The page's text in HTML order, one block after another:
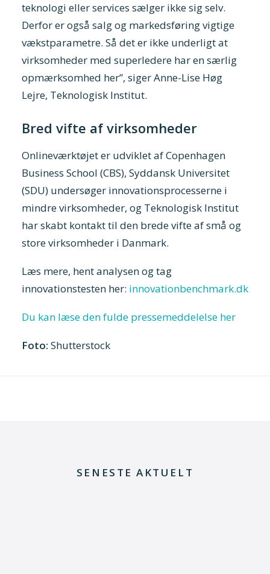
teknologi eller services sælger ikke sig selv.
Derfor er også salg og markedsføring vigtige
vækstparametre. Så det er ikke underligt at
virksomheder med superledere har en særlig
opmærksomhed her”, siger Anne-Lise Høg
Lejre, Teknologisk Institut.
Bred vifte af virksomheder
Onlineværktøjet er udviklet af Copenhagen
Business School (CBS), Syddansk Universitet
(SDU) undersøger innovationsprocesserne i
mindre virksomheder, og Teknologisk Institut
har skabt kontakt til den brede vifte af små og
store virksomheder i Danmark.
Læs mere, hent analysen og tag
innovationstesten her: innovationbenchmark.dk
Du kan læse den fulde pressemeddelelse her
Foto: Shutterstock
SENESTE AKTUELT